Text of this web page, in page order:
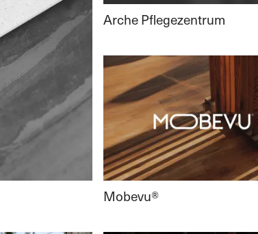
Arche Pflegezentrum
Mobevu®